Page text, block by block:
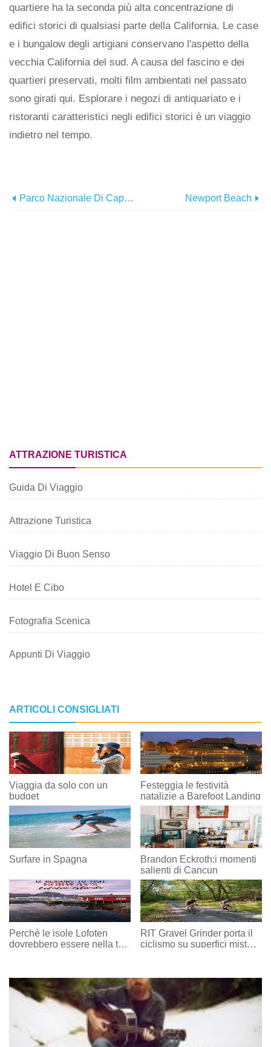
quartiere ha la seconda più alta concentrazione di
edifici storici di qualsiasi parte della California. Le case
e i bungalow degli artigiani conservano l'aspetto della
vecchia California del sud. A causa del fascino e dei
quartieri preservati, molti film ambientati nel passato
sono girati qui. Esplorare i negozi di antiquariato e i
ristoranti caratteristici negli edifici storici è un viaggio
indietro nel tempo.
Parco Nazionale Di Capitol Reef Newport Beach
ATTRAZIONE TURISTICA
Guida Di Viaggio
Attrazione Turistica
Viaggio Di Buon Senso
Hotel E Cibo
Fotografia Scenica
Appunti Di Viaggio
ARTICOLI CONSIGLIATI
Viaggia da solo con un
budget
Festeggia le festività
natalizie a Barefoot Landing
Surfare in Spagna
Brandon Eckroth:i momenti
salienti di Cancun
Perché le isole Lofoten
dovrebbero essere nella tua
RIT Gravel Grinder porta il
ciclismo su superfici miste